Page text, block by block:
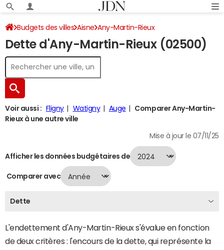
Budgets des villes Aisne Any-Martin-Rieux
Dette au 31/12/2024
Dette d'Any-Martin-Rieux (02500)
Voir aussi : Fligny Watigny Auge
Comparer Any-Martin-
Rieux à une autre ville
Mise à jour le 07/11/25
Afficher les données budgétaires de
Comparer avec
Dette
L'endettement d'Any-Martin-Rieux s'évalue en fonction
de deux critères : l'encours de la dette, qui représente la